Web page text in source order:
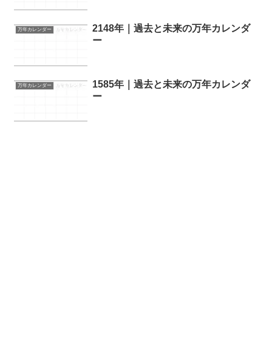
万年カレンダー
2148年｜過去と未来の万年カレンダ
ー
万年カレンダー
1585年｜過去と未来の万年カレンダ
ー